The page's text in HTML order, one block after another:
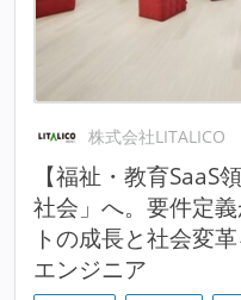
株式会社LITALICO
【福祉・教育SaaS
社会」へ。要件定
トの成長と社会変
エンジニア